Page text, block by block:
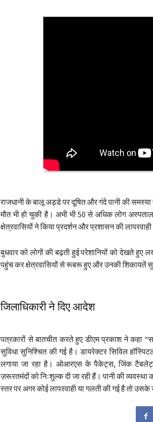
राजधानी के बालू अड्डे पर दूषित और गंदे पानी की
मौत भी हो चुकी है। अभी भी 50 से अधिक लोग
क्षेत्रवासियों ने किया प्रदर्शन और प्रशासन की
बुधवार को लोगों की बढ़ती हुई परेशानियों को देखते
पहुंच कर क्षेत्रवासियों से रूबरू हुए और उनकी शिकायतें
जिलाधिकारी ने दिए आदेश
पत्रकारों से बातचीत करते हुए डीएम प्रकाश ने कहा
सुविधा सुनिश्चित की गई है। डायरेक्टर सिविल
लगाया जा रहा है। ओआरएस के पैकेट्स, जिंक
ज़रूरतमंदों को निःशुल्क दी जा रही हैं। पानी की व्यवस्था
स्तर पर अगर कोई लापरवाही या गलती की गई है तो उसके